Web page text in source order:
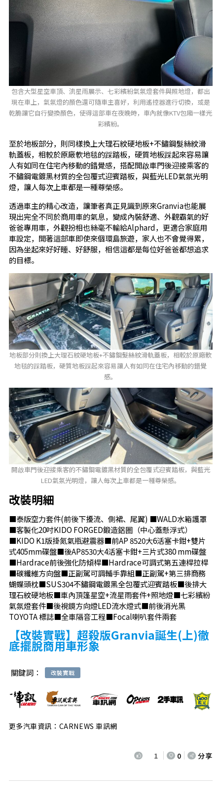
包含大型星空車頂、流星雨展示、七彩繽紛氣氛燈套件與照地燈，都出
現在車上，氣氛燈的顏色還可隨車主喜好，利用遙控器進行切換，或是
乾脆讓它自行變換顏色，使得這部車在夜晚時，車內就像KTV包廂一樣光
彩繽紛。
至於地板部分，則同樣換上大理石紋硬地板+不鏽鋼髮絲紋滑
軌蓋板，相較於原廠軟地毯的踩踏板，硬質地板踩起來容易讓
人有如同在住宅內移動的錯覺感，搭配開啟車門後迎接乘客的
不鏽鋼電鍍黑材質的全包覆式迎賓踏板，與藍光LED氣氛光明
燈，讓人每次上車都是一種尊榮感。
透過車主的精心改造，讓筆者真正見識到原來Granvia也能展
現出完全不同於商用車的氣息，變成內裝舒適、外觀霸氣的好
爸爸專用車，外觀扮相也絲毫不輸給Alphard，更適合家庭用
車設定，開著這部車即使來個環島旅遊，家人也不會覺得累，
因為坐起來好好睡、好舒服，相信這都是每位好爸爸都想追求
的目標。
地板部分則換上大理石紋硬地板+不鏽鋼髮絲紋滑軌蓋板，相較於原廠軟
地毯的踩踏板，硬質地板踩起來容易讓人有如同在住宅內移動的錯覺
感。
開啟車門後迎接乘客的不鏽鋼電鍍黑材質的全包覆式迎賓踏板，與藍光
LED氣氛光明燈，讓人每次上車都是一種尊榮感。
改裝明細
■泰版空力套件(前後下擾流、側裙、尾翼) ■WALD水箱護罩
■客製化20吋KIDO FORGED鍛造鋁圈（中心蓋懸浮式）
■KIDO K1版掛氮氣瓶避震器■前AP 8520大6活塞卡鉗+雙片
式405mm碟盤■後AP8530大4活塞卡鉗+三片式380 mm碟盤
■Hardrace前後強化防傾桿■Hardrace可調式第五連桿拉桿
■碳纖維方向盤■正副駕可調輔手靠組■正副駕+第三排商務
蝴蝶頭枕■SUS304不鏽鋼電鍍黑全包覆式迎賓踏板■後排大
理石紋硬地板■車內頂篷星空+流星雨套件+照地燈■七彩繽紛
氣氛燈套件■後視鏡方向燈LED流水燈式■前後消光黑
TOYOTA 標誌■全車隔音工程■Focal喇叭套件兩套
【改裝實戰】超殺版Granvia誕生(上)徹
底擺脫商用車形象
關鍵詞： 改裝實戰
更多汽車資訊：CARNEWS 車訊網
1 0 分享